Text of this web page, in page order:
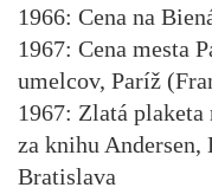
1966: Cena na
1967: Cena mesta
umelcov, Paríž
1967: Zlatá
za knihu Andersen,
Bratislava